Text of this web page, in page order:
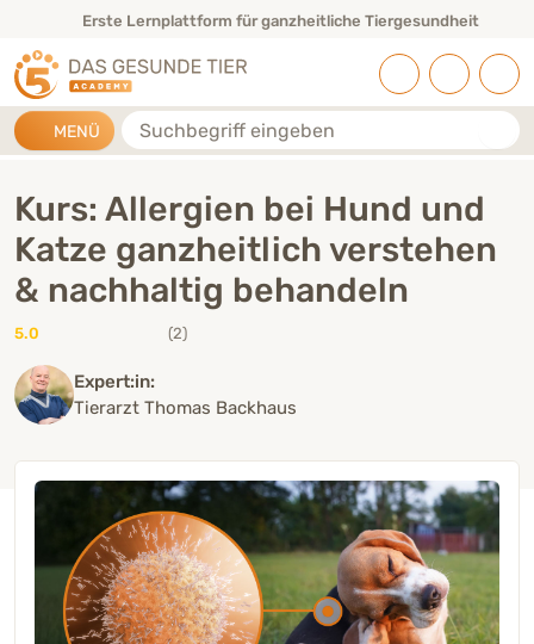
HAUPTMENÜ Kurse, Webinare & Live-Events
MENÜ Suche
Kurs: Allergien bei Hund und
Katze ganzheitlich verstehen
& nachhaltig behandeln
5.0 (2)
Expert:in:
Tierarzt Thomas Backhaus